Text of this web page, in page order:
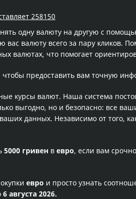
258150
одну валюту на другую с
валюту всего за пару кликов.
валютах, что помогает
чтобы предоставить вам точную
курсы валют. Наша система
выгодно, но и безопасно: все
данных. Независимо от
5000 гривен в евро, если вам
евро и просто узнать
6 августа 2026.